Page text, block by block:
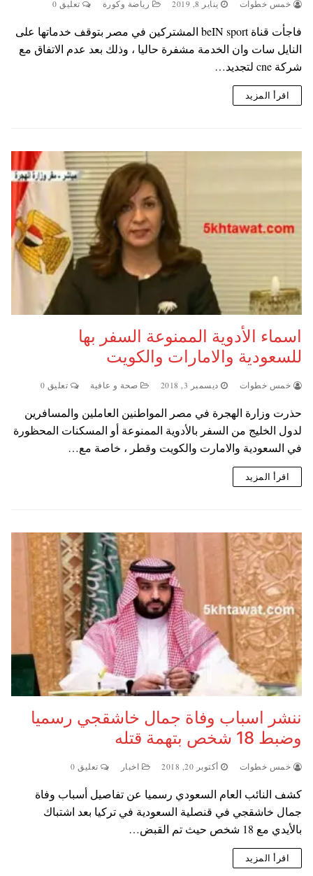
خمس خطوات يناير 8, 2019 رياضة وكورة تعليق 0
فاجأت قناة beIN sport المشتركين في مصر بتوقف خدماتها على
النايل سات وان الخدمة مشفرة حاليا ، وذلك بعد عدم الاتفاق مع
شركة cne لتجديد…
اقرأ المزيد
اسماء الأدوية الممنوعة السفر بها
للسعودية والامارات والكويت
خمس خطوات ديسمبر 3, 2018 صحة و عافية تعليق 0
حذرت وزارة الهجرة في مصر المواطنين العاملين والمسافرين
لدول الخليج من السفر بالأدوية الممنوعة أو المسكنات المحظورة
في السعودية والامارت والكويت وقطر ، خاصة مع…
اقرأ المزيد
ننشر اسباب وفاة جمال خاشقجي رسميا
وضبط 18 شخص بتهمة قتله
خمس خطوات أكتوبر 20, 2018 اخبار تعليق 0
كشف النائب العام السعودي رسميا عن تفاصيل أسباب وفاة
جمال خاشقجي في قنصلية السعودية في تركيا بعد اشتباك
بالأيدي مع 18 شخص حيث تم القبض…
اقرأ المزيد